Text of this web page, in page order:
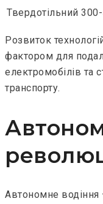
Твердотільний
Розвиток
фактором для
електромобілів та
транспорту.
Автономне